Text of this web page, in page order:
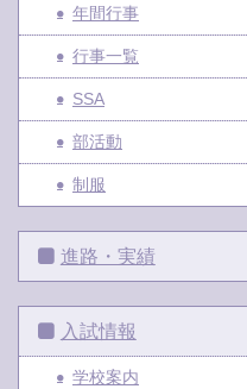
年間行事
行事一覧
SSA
部活動
制服
進路・実績
入試情報
学校案内